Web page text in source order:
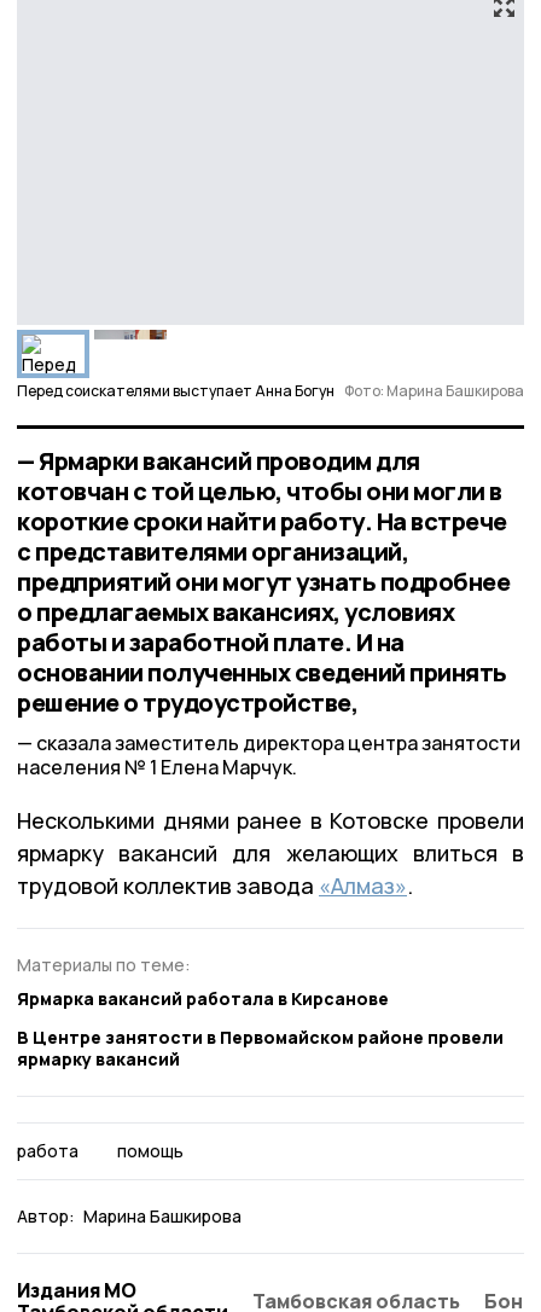
Перед соискателями выступает Анна Богун Фото: Марина Башкирова
— Ярмарки вакансий проводим для
котовчан с той целью, чтобы они могли в
короткие сроки найти работу. На встрече
с представителями организаций,
предприятий они могут узнать подробнее
о предлагаемых вакансиях, условиях
работы и заработной плате. И на
основании полученных сведений принять
решение о трудоустройстве,
сказала заместитель директора центра занятости
населения № 1 Елена Марчук.
Несколькими днями ранее в Котовске провели
ярмарку вакансий для желающих влиться в
трудовой коллектив завода «Алмаз».
Материалы по теме:
Ярмарка вакансий работала в Кирсанове
В Центре занятости в Первомайском районе провели
ярмарку вакансий
работа помощь
Автор: Марина Башкирова
Издания МО
Тамбовская область